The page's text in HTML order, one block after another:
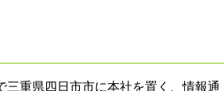
三重県四日市市に本社を置く、情報通